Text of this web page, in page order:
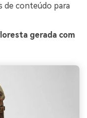
de conteúdo para
gerada com